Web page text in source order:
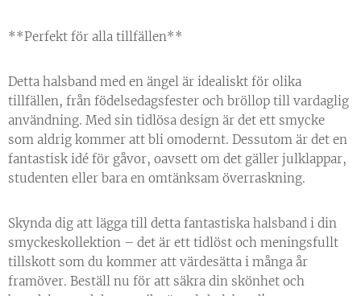
**Perfekt för alla tillfällen**
Detta halsband med en ängel är idealiskt för olika
tillfällen, från födelsedagsfester och bröllop till vardaglig
användning. Med sin tidlösa design är det ett smycke
som aldrig kommer att bli omodernt. Dessutom är det en
fantastisk idé för gåvor, oavsett om det gäller julklappar,
studenten eller bara en omtänksam överraskning.
Skynda dig att lägga till detta fantastiska halsband i din
smyckeskollektion – det är ett tidlöst och meningsfullt
tillskott som du kommer att värdesätta i många år
framöver. Beställ nu för att säkra din skönhet och